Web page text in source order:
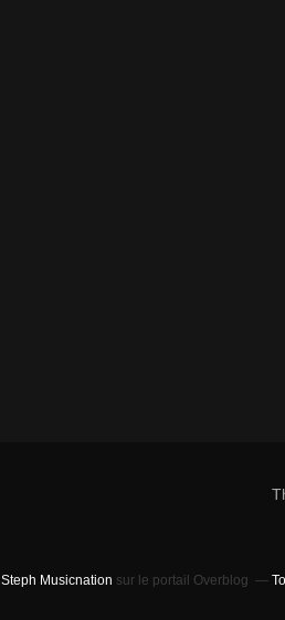
Steph Musicnation sur le portail Overblog